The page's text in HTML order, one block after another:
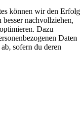
können wir den Erfolg
nachvollziehen,
Dazu
Daten
sofern du deren